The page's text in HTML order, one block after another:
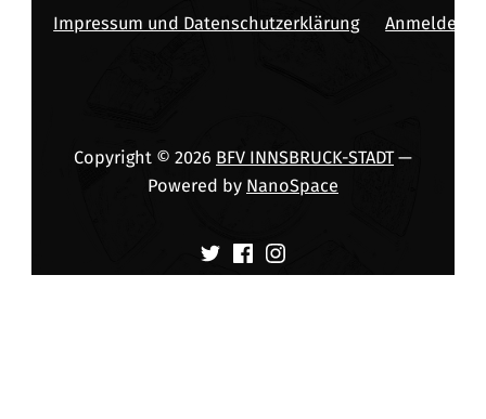
Impressum und Datenschutzerklärung Anmelden
Copyright © 2026 BFV INNSBRUCK-STADT—
Powered by NanoSpace